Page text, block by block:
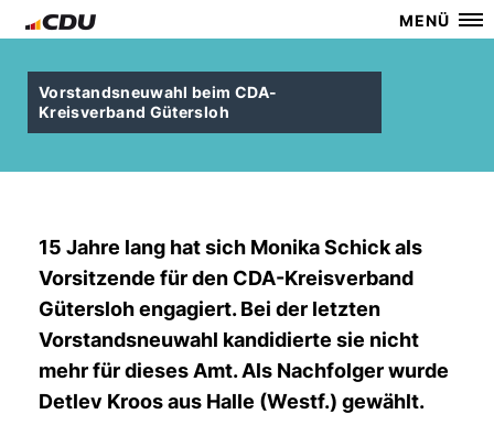
MENÜ
Vorstandsneuwahl beim CDA-
Kreisverband Gütersloh
15 Jahre lang hat sich Monika Schick als
Vorsitzende für den CDA-Kreisverband
Gütersloh engagiert. Bei der letzten
Vorstandsneuwahl kandidierte sie nicht
mehr für dieses Amt. Als Nachfolger wurde
Detlev Kroos aus Halle (Westf.) gewählt.